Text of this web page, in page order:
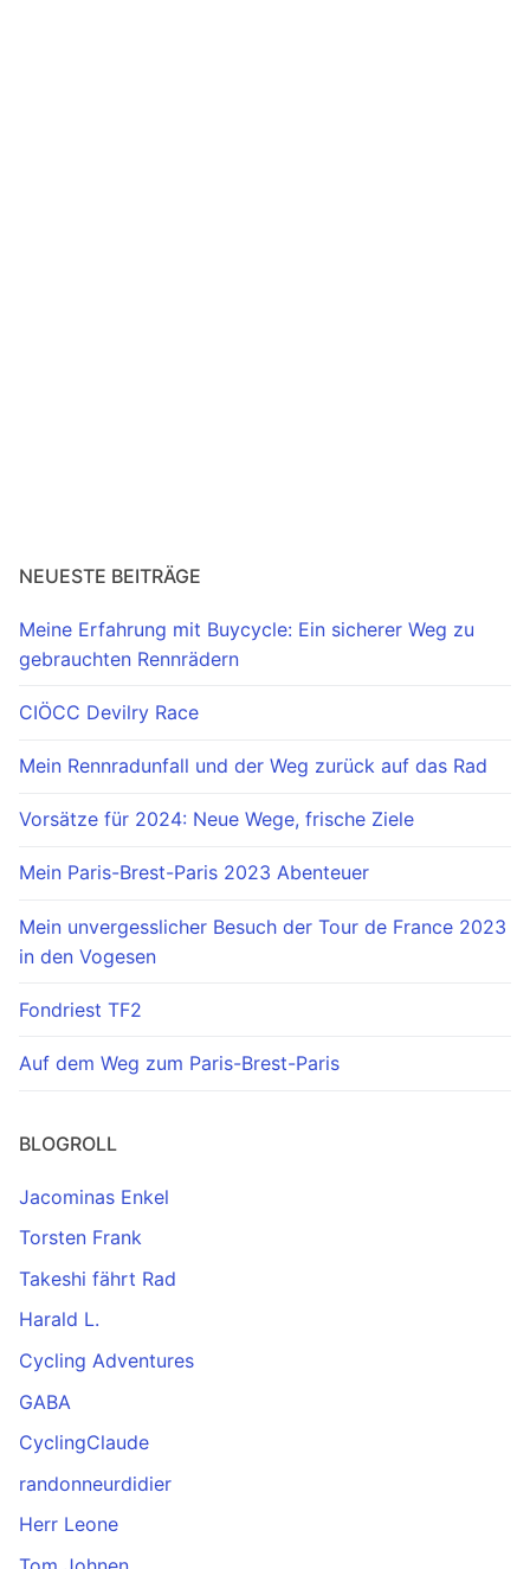
NEUESTE BEITRÄGE
Meine Erfahrung mit Buycycle: Ein sicherer Weg zu
gebrauchten Rennrädern
CIÖCC Devilry Race
Mein Rennradunfall und der Weg zurück auf das Rad
Vorsätze für 2024: Neue Wege, frische Ziele
Mein Paris-Brest-Paris 2023 Abenteuer
Mein unvergesslicher Besuch der Tour de France 2023
in den Vogesen
Fondriest TF2
Auf dem Weg zum Paris-Brest-Paris
BLOGROLL
Jacominas Enkel
Torsten Frank
Takeshi fährt Rad
Harald L.
Cycling Adventures
GABA
CyclingClaude
randonneurdidier
Herr Leone